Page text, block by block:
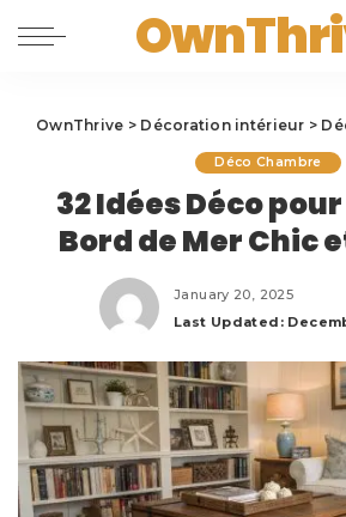
OwnThrive > Décoration intérieur >
Déco Chambre
32 Idées Déco
Bord de Mer Chic
January 20, 2025
Last Updated: